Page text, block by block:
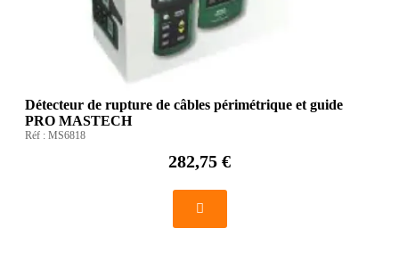
Détecteur de rupture de câbles périmétrique et guide
PRO MASTECH
Réf : MS6818
282,75 €